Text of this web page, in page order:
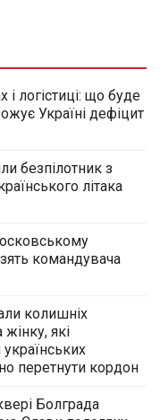
і логістиці: що буде
Україні дефіцит
безпілотник з
літака
командувача
колишніх
які
перетнути кордон
Болграда